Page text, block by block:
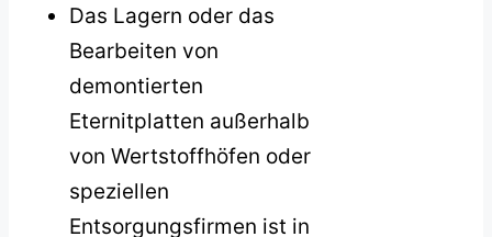
Das Lagern oder das
Bearbeiten von
demontierten
Eternitplatten außerhalb
von Wertstoffhöfen oder
speziellen
Entsorgungsfirmen ist in